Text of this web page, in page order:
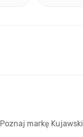
Poznaj markę Kujawski